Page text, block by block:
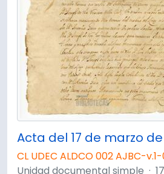
Acta del 17 de marzo de
CL UDEC ALDCO 002 AJBC-
Unidad documental simple ·